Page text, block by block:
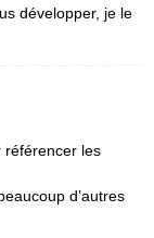
développer, je le
référencer les
d’autres